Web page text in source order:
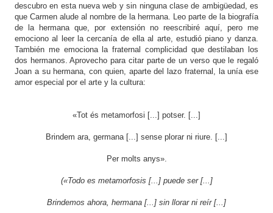
descubro en esta nueva web y sin ninguna clase de ambigüedad, es
que Carmen alude al nombre de la hermana. Leo parte de la biografía
de la hermana que, por extensión no reescribiré aquí, pero me
emociono al leer la cercanía de ella al arte, estudió piano y danza.
También me emociona la fraternal complicidad que destilaban los
dos hermanos. Aprovecho para citar parte de un verso que le regaló
Joan a su hermana, con quien, aparte del lazo fraternal, la unía ese
amor especial por el arte y la cultura:
«Tot és metamorfosi [...] potser. [...]
Brindem ara, germana [...] sense plorar ni riure. [...]
Per molts anys».
(«Todo es metamorfosis [...] puede ser [...]
Brindemos ahora, hermana [...] sin llorar ni reír [...]